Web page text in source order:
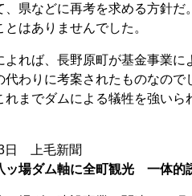
、県などに再考を求める方針
はありませんでした。
れば、長野原町が基金事業に
代わりに考案されたものなので
までダムによる犠牲を強いら
日 上毛新聞
場ダム軸に全町観光 一体的